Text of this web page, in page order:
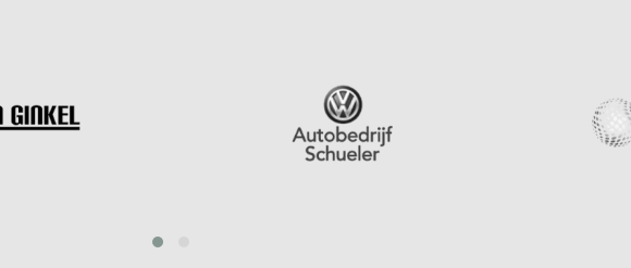
‹